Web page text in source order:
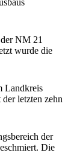
NM 21
wurde die
Landkreis
letzten zehn
der
Die